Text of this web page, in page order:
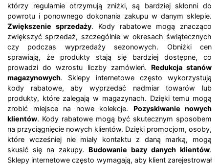
którzy regularnie otrzymują zniżki, są bardziej skłonni do
powrotu i ponownego dokonania zakupu w danym sklepie.
Zwiększenie sprzedaży. Kody rabatowe mogą znacząco
zwiększyć sprzedaż, szczególnie w okresach świątecznych
czy podczas wyprzedaży sezonowych. Obniżki cen
sprawiają, że produkty stają się bardziej dostępne, co
prowadzi do wzrostu liczby zamówień. Redukcja stanów
magazynowych. Sklepy internetowe często wykorzystują
kody rabatowe, aby wyprzedać nadmiar towarów lub
produkty, które zalegają w magazynach. Dzięki temu mogą
zrobić miejsce na nowe kolekcje. Pozyskiwanie nowych
klientów. Kody rabatowe mogą być skutecznym sposobem
na przyciągnięcie nowych klientów. Dzięki promocjom, osoby,
które wcześniej nie miały kontaktu z daną marką, mogą
skusić się na zakupy. Budowanie bazy danych klientów.
Sklepy internetowe często wymagają, aby klient zarejestrował